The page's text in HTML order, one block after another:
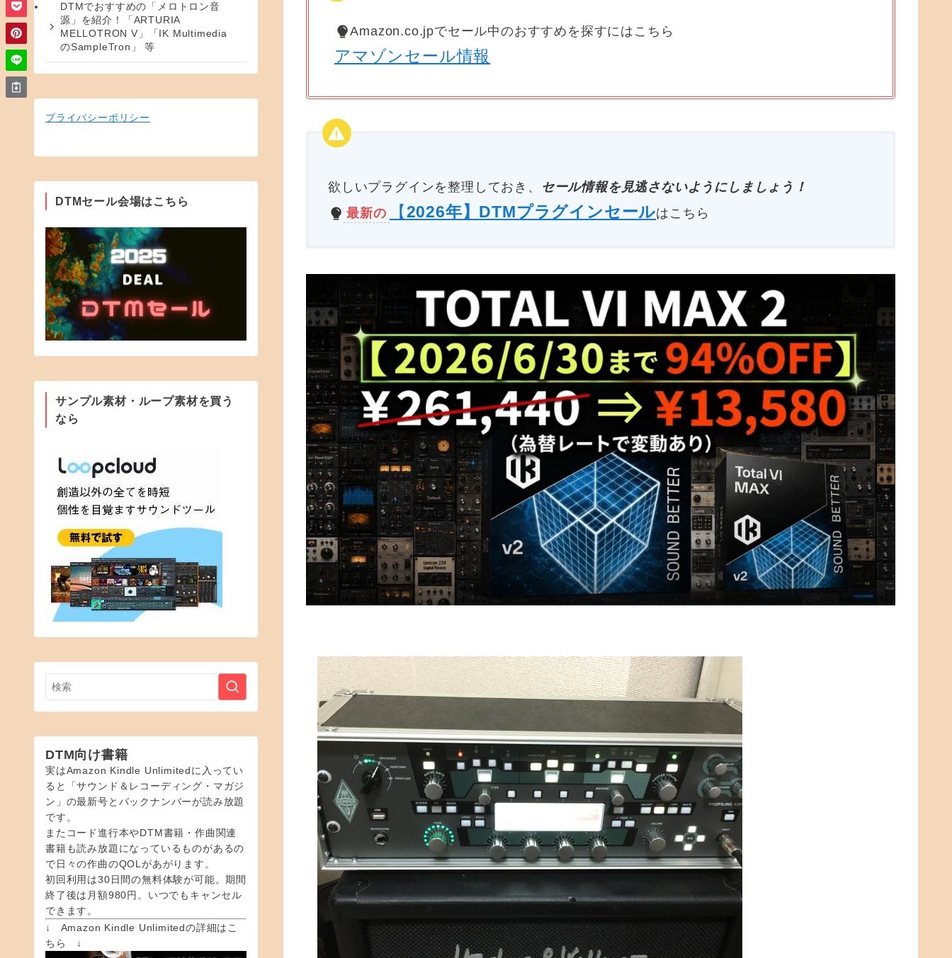
Amazon.co.jpでセール中のおすすめを探すにはこちら
アマゾンセール情報
欲しいプラグインを整理しておき、
セール情報を見逃さないようにしましょう！
最新の
【 2026年】DTMプラグインセールはこちら
DTMでおすすめの「メロトロン音
源」を紹介！「ARTURIA
MELLOTRON V」「IK Multimedia
のSampleTron」 等
プライバシーポリシー
DTMセール会場はこちら
サンプル素材・ループ素材を買う
なら
DTM向け書籍
実はAmazon Kindle Unlimitedに入ってい
ると「サウンド＆レコーディング・マガジ
ン」の最新号とバックナンバーが読み放題
です。
またコード進行本やDTM書籍・作曲関連
書籍も読み放題になっているものがあるの
で日々の作曲のQOLがあがります。
初回利用は30日間の無料体験が可能。期間
終了後は月額980円。いつでもキャンセル
できます。
↓ Amazon Kindle Unlimitedの詳細はこ
ちら ↓